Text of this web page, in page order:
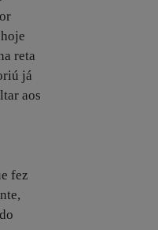
reta
já
aos
fez